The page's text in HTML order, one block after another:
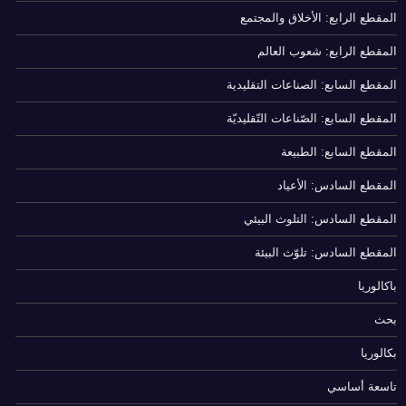
المقطع الرابع: الأخلاق والمجتمع
المقطع الرابع: شعوب العالم
المقطع السابع: الصناعات التقليدية
المقطع السابع: الصّناعات التّقليديّة
المقطع السابع: الطبيعة
المقطع السادس: الأعياد
المقطع السادس: التلوث البيئي
المقطع السادس: تلوّث البيئة
باكالوريا
بحث
بكالوريا
تاسعة أساسي